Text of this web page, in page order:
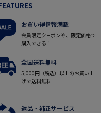
お買い得情報満載
会員限定クーポンや、限定価格で
購入できる！
全国送料無料
5,000円（税込）以上のお買い上
げで送料無料
返品・補正サービス